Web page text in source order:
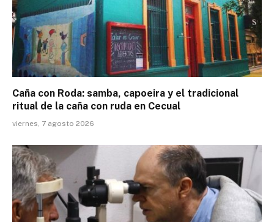
Caña con Roda: samba, capoeira y el tradicional
ritual de la caña con ruda en Cecual
viernes, 7 agosto 2026